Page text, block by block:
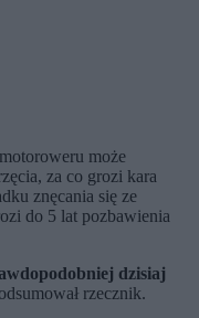
może
za co grozi kara
znęcania się ze
do 5 lat pozbawienia
dzisiaj
rzecznik.